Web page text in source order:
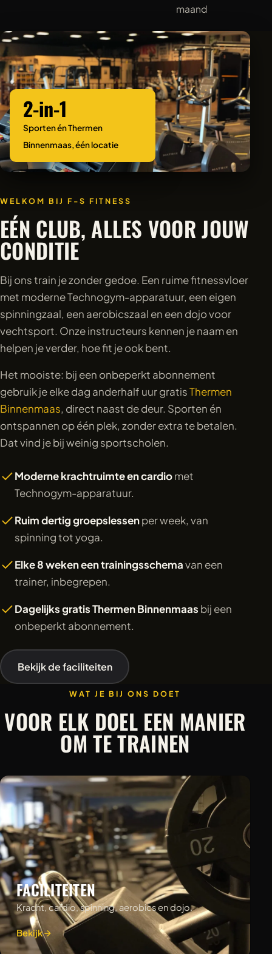
maand
2-in-1
Sporten én Thermen
Binnenmaas, één locatie
WELKOM BIJ F-S FITNESS
EÉN CLUB, ALLES VOOR JOUW
CONDITIE
Bij ons train je zonder gedoe. Een ruime fitnessvloer
met moderne Technogym-apparatuur, een eigen
spinningzaal, een aerobicszaal en een dojo voor
vechtsport. Onze instructeurs kennen je naam en
helpen je verder, hoe fit je ook bent.
Het mooiste: bij een onbeperkt abonnement
gebruik je elke dag anderhalf uur gratisThermen
Binnenmaas, direct naast de deur. Sporten én
ontspannen op één plek, zonder extra te betalen.
Dat vind je bij weinig sportscholen.
Moderne krachtruimte en cardiomet
Technogym-apparatuur.
Ruim dertig groepslessenper week, van
spinning tot yoga.
Elke 8 weken een trainingsschemavan een
trainer, inbegrepen.
Dagelijks gratis Thermen Binnenmaas bij een
onbeperkt abonnement.
Bekijk de faciliteiten
WAT JE BIJ ONS DOET
VOOR ELK DOEL EEN MANIER
OM TE TRAINEN
FACILITEITEN
Kracht, cardio, spinning, aerobics en dojo.
Bekijk